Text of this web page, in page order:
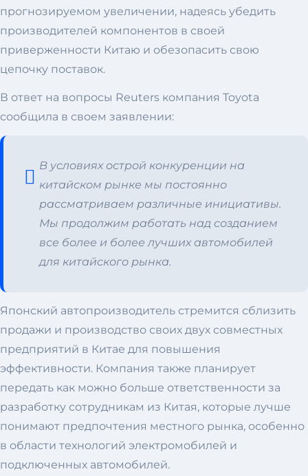
прогнозируемом увеличении, надеясь убедить
производителей компонентов в своей
приверженности Китаю и обезопасить свою
цепочку поставок.
В ответ на вопросы Reuters компания Toyota
сообщила в своем заявлении:
В условиях острой конкуренции на
китайском рынке мы постоянно
рассматриваем различные инициативы.
Мы продолжим работать над созданием
все более и более лучших автомобилей
для китайского рынка.
Японский автопроизводитель стремится сблизить
продажи и производство своих двух совместных
предприятий в Китае для повышения
эффективности. Компания также планирует
передать как можно больше ответственности за
разработку сотрудникам из Китая, которые лучше
понимают предпочтения местного рынка, особенно
в области технологий электромобилей и
подключенных автомобилей.